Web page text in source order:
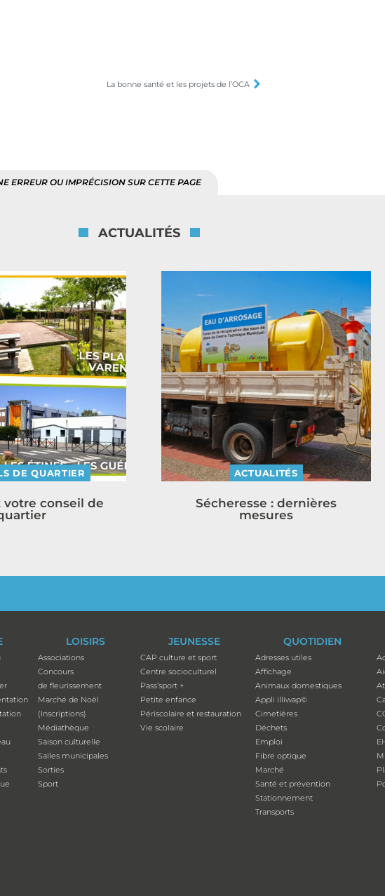
La bonne santé et les projets de l’OCA
ERREUR OU IMPRÉCISION SUR CETTE PAGE
ACTUALITÉS
DE QUARTIER
votre conseil de
ACTUALITÉS
Sécheresse : dernières
mesures
LOISIRS
Associations
Concours
de fleurissement
Marché de Noël
(Inscriptions)
Médiathèque
Saison culturelle
Salles municipales
Sorties
Sport
JEUNESSE
CAP culture et sport
Centre socioculturel
Pass’sport +
Petite enfance
Périscolaire et restauration
Vie scolaire
QUOTIDIEN
Adresses utiles
Affichage
Animaux domestiques
Appli illiwap©
Cimetières
Déchets
Emploi
Fibre optique
Marché
Santé et prévention
Stationnement
Transports